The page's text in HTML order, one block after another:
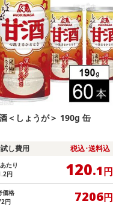
＜しょうが＞ 190g 缶
し費用 税込･送料込
たり
円 120.1円
価格
円
7206円